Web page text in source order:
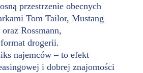
przestrzenie obecnych
Tom Tailor, Mustang
Rossmann,
drogerii.
najemców – to efekt
i dobrej znajomości